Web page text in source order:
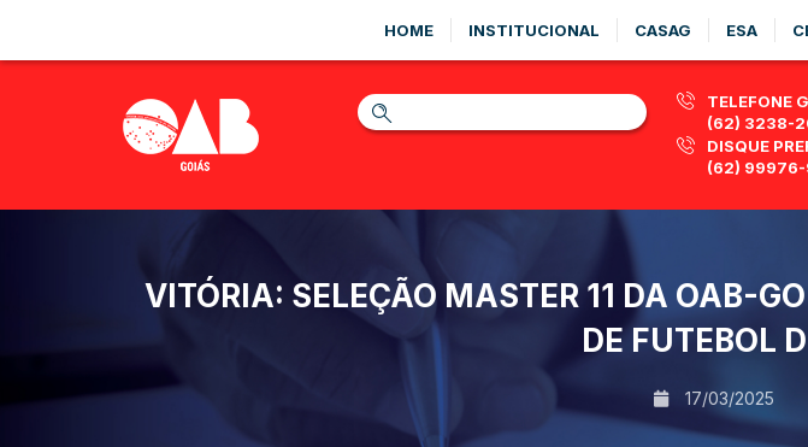
HOME INSTITUCIONAL CASAG ESA
TELEFONE
(62) 3238-
DISQUE
(62)
VITÓRIA: SELEÇÃO MASTER 11 DA OAB-
DE FUTEBOL
17/03/2025